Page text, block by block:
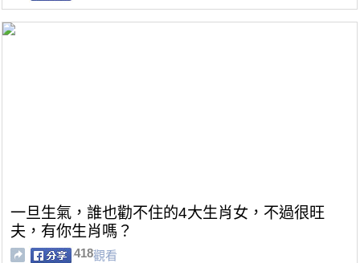
一旦生氣，誰也勸不住的4大生肖女，不過很旺
夫，有你生肖嗎？
418觀看